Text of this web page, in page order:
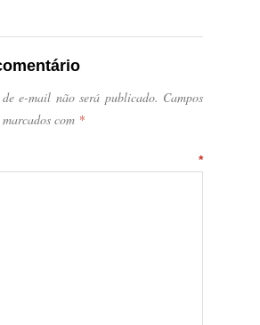
de e-mail não será publicado. Campos
com *
*